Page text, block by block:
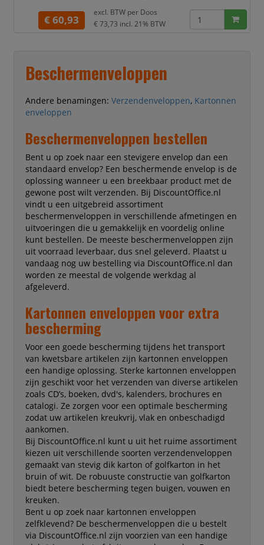
handige tearstrip.
Uitstekend geschikt voor het
Formaat 229x324mm.
100 stuks
Sluiting: Plakstrip
€ 60,93
excl. BTW per Doos
€ 73,73 incl. 21% BTW
Beschermenveloppen
Andere benamingen: Verzendenveloppen, Kartonnen
enveloppen
Beschermenveloppen bestellen
Bent u op zoek naar een stevigere envelop dan een
standaard envelop? Een beschermende envelop is de
oplossing wanneer u een breekbaar product met de
gewone post wilt verzenden. Bij DiscountOffice.nl
vindt u een uitgebreid assortiment
beschermenveloppen in verschillende afmetingen en
uitvoeringen die u gemakkelijk en voordelig online
kunt bestellen. De meeste beschermenveloppen zijn
uit voorraad leverbaar, dus snel geleverd. Plaatst u
vandaag nog uw bestelling via DiscountOffice.nl dan
worden ze meestal de volgende werkdag al
afgeleverd.
Kartonnen enveloppen voor extra
bescherming
Voor een goede bescherming tijdens het transport
van kwetsbare artikelen zijn kartonnen enveloppen
een handige oplossing. Sterke kartonnen enveloppen
zijn geschikt voor het verzenden van diverse artikelen
zoals CD’s, boeken, dvd's, kalenders, brochures en
catalogi. Ze zorgen voor een optimale bescherming
zodat uw artikelen kreukvrij, vlak en onbeschadigd
aankomen.
Bij DiscountOffice.nl kunt u uit het ruime assortiment
kiezen uit verschillende soorten verzendenveloppen
gemaakt van stevig dik karton of golfkarton in het
bruin of wit. De robuuste constructie van golfkarton
biedt betere bescherming tegen buigen, vouwen en
kreuken.
Bent u op zoek naar kartonnen enveloppen
zelfklevend? De beschermenveloppen die u bestelt
via DiscountOffice.nl zijn voorzien van een handige